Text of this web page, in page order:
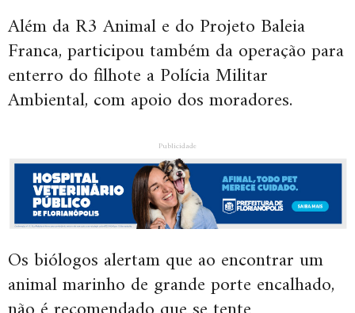
Além da R3 Animal e do Projeto Baleia
Franca, participou também da operação para
enterro do filhote a Polícia Militar
Ambiental, com apoio dos moradores.
Publicidade
Os biólogos alertam que ao encontrar um
animal marinho de grande porte encalhado,